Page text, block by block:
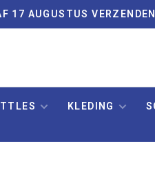
17 AUGUSTUS
KLEDING